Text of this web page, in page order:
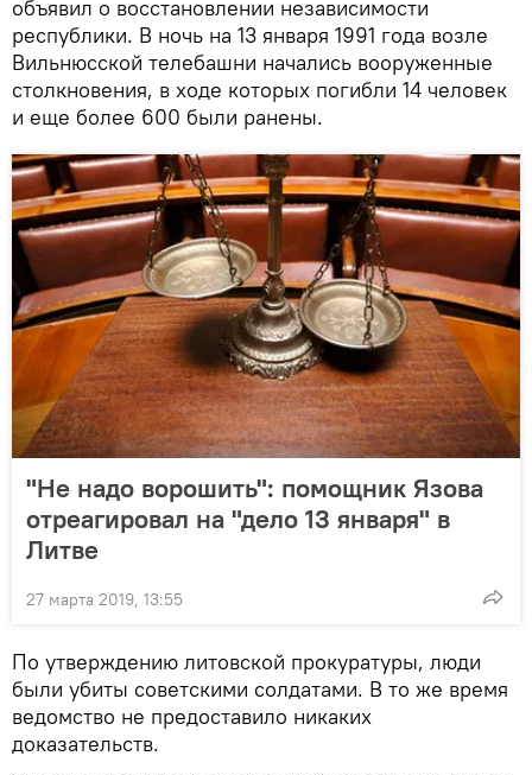
объявил о восстановлении независимости
республики. В ночь на 13 января 1991 года возле
Вильнюсской телебашни начались вооруженные
столкновения, в ходе которых погибли 14 человек
и еще более 600 были ранены.
"Не надо ворошить": помощник Язова
отреагировал на "дело 13 января" в
Литве
27 марта 2019, 13:55
По утверждению литовской прокуратуры, люди
были убиты советскими солдатами. В то же время
ведомство не предоставило никаких
доказательств.